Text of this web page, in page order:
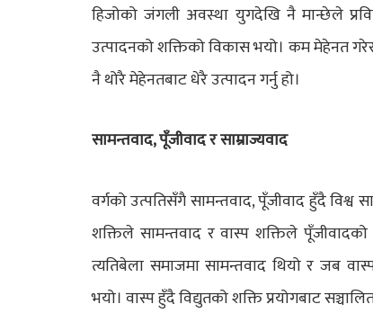
हिजोको जंगली अवस्था युगदेखि नै मान्छेले
उत्पादनको शक्तिको विकास भयो। कम मेहेनत
नै थोरै मेहेनतबाट धेरै उत्पादन गर्नु हो।
सामन्तवाद, पूँजीवाद र साम्राज्यवाद
वर्गको उत्पतिसँगै सामन्तवाद, पूँजीवाद हुँदै विश्व
शक्तिले सामन्तवाद र वास्प शक्तिले
त्यतिबेला समाजमा सामन्तवाद थियो र जब
भयो। वास्प हुँदै विद्युतको शक्ति प्रयोगबाट